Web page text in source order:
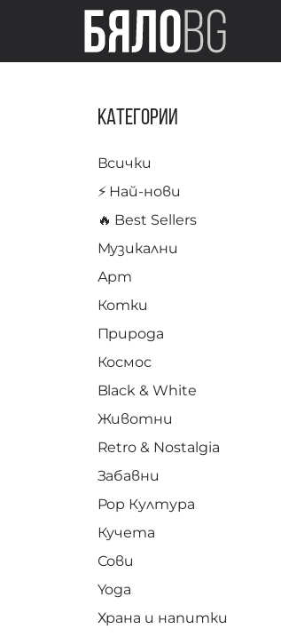
Категории
Всички
⚡️ Най-нови
🔥 Best Sellers
Музикални
Арт
Котки
Природа
Космос
Black & White
Животни
Retro & Nostalgia
Забавни
Pop Култура
Кучета
Сови
Yoga
Храна и напитки